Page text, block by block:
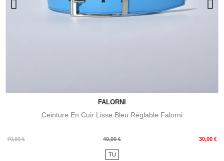
FALORNI
Ceinture En Cuir Lisse Bleu Réglable Falorni
70,00 €
Prix
40,00 € 30,00 €
Prix
TU